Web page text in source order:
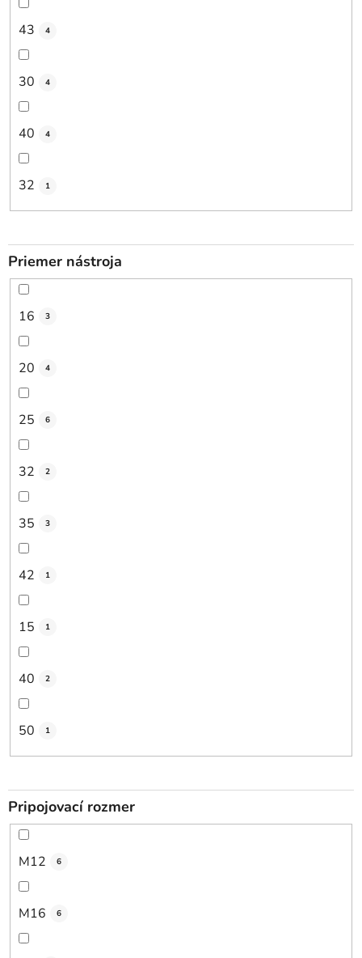
43 4
30 4
40 4
32 1
Priemer nástroja
16 3
20 4
25 6
32 2
35 3
42 1
15 1
40 2
50 1
Pripojovací rozmer
M12 6
M16 6